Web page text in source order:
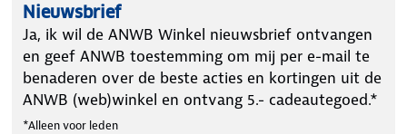
Nieuwsbrief
Ja, ik wil de ANWB Winkel nieuwsbrief ontvangen
en geef ANWB toestemming om mij per e-mail te
benaderen over de beste acties en kortingen uit de
ANWB (web)winkel en ontvang 5.- cadeautegoed.*
*Alleen voor leden